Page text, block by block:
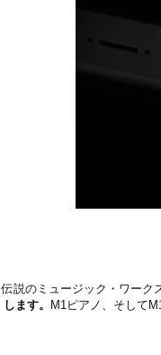
伝説のミュージック・ワーク
します。 M1ピアノ、そして